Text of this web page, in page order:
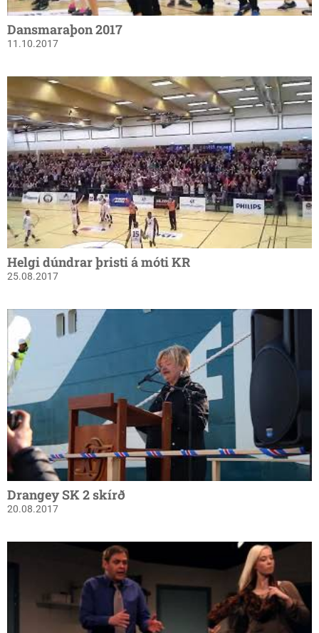
Dansmaraþon 2017
11.10.2017
Helgi dúndrar þristi á móti KR
25.08.2017
Drangey SK 2 skírð
20.08.2017